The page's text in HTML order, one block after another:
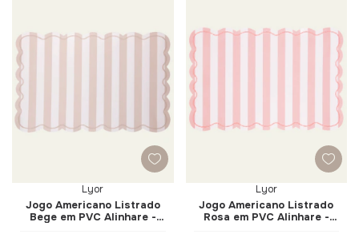
Lyor
Jogo Americano Listrado
Bege em PVC Alinhare -
Lyor
Jogo Americano Listrado
Rosa em PVC Alinhare -